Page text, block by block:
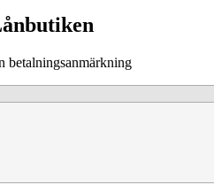
betalningsanmärkning